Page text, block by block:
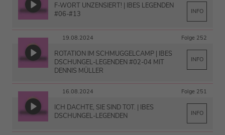
F-WORT UNZENSIERT! | IBES LEGENDEN
#06-#13
INFO
19.08.2024 Folge 252
ROTATION IM SCHMUGGELCAMP | IBES
DSCHUNGEL-LEGENDEN #02-04 MIT
DENNIS MÜLLER
INFO
16.08.2024 Folge 251
ICH DACHTE, SIE SIND TOT. | IBES
DSCHUNGEL-LEGENDEN
INFO